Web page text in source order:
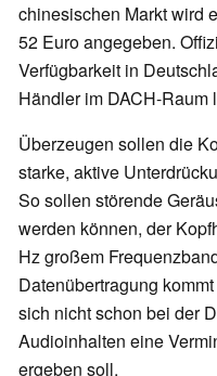
chinesischen Markt wird
52 Euro angegeben.
Verfügbarkeit in
Händler im DACH-Raum
Überzeugen sollen die
starke, aktive
So sollen störende
werden können, der
Hz großem
Datenübertragung
sich nicht schon bei der
Audioinhalten eine
ergeben soll.